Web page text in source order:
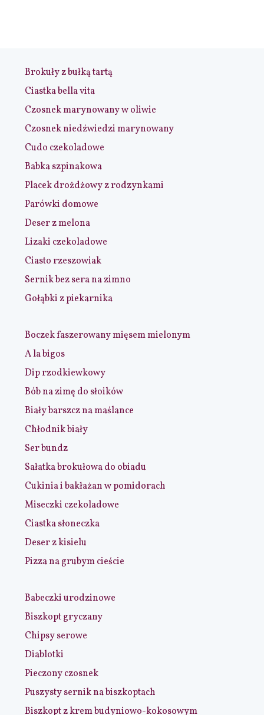
Brokuły z bułką tartą
Ciastka bella vita
Czosnek marynowany w oliwie
Czosnek niedźwiedzi marynowany
Cudo czekoladowe
Babka szpinakowa
Placek drożdżowy z rodzynkami
Parówki domowe
Deser z melona
Lizaki czekoladowe
Ciasto rzeszowiak
Sernik bez sera na zimno
Gołąbki z piekarnika
Boczek faszerowany mięsem mielonym
A la bigos
Dip rzodkiewkowy
Bób na zimę do słoików
Biały barszcz na maślance
Chłodnik biały
Ser bundz
Sałatka brokułowa do obiadu
Cukinia i bakłażan w pomidorach
Miseczki czekoladowe
Ciastka słoneczka
Deser z kisielu
Pizza na grubym cieście
Babeczki urodzinowe
Biszkopt gryczany
Chipsy serowe
Diablotki
Pieczony czosnek
Puszysty sernik na biszkoptach
Biszkopt z krem budyniowo-kokosowym